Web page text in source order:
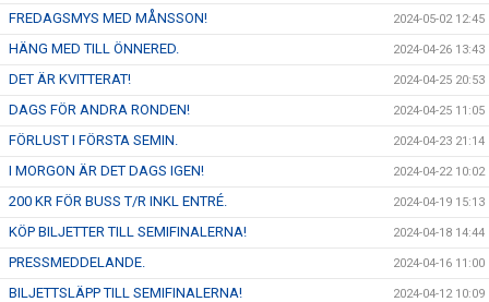
FREDAGSMYS MED MÅNSSON! 2024-05-02 12:45
HÄNG MED TILL ÖNNERED. 2024-04-26 13:43
DET ÄR KVITTERAT! 2024-04-25 20:53
DAGS FÖR ANDRA RONDEN! 2024-04-25 11:05
FÖRLUST I FÖRSTA SEMIN. 2024-04-23 21:14
I MORGON ÄR DET DAGS IGEN! 2024-04-22 10:02
200 KR FÖR BUSS T/R INKL ENTRÉ. 2024-04-19 15:13
KÖP BILJETTER TILL SEMIFINALERNA! 2024-04-18 14:44
PRESSMEDDELANDE. 2024-04-16 11:00
BILJETTSLÄPP TILL SEMIFINALERNA! 2024-04-12 10:09